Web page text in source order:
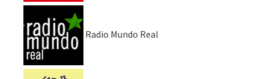
Radio Mundo Real